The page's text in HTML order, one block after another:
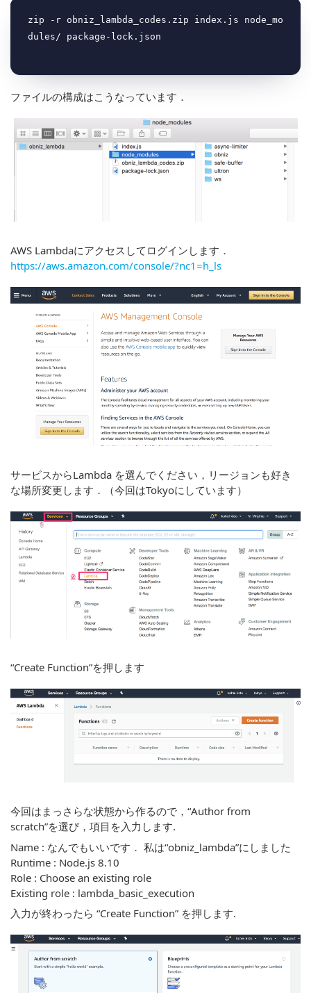
zip -r obniz_lambda_codes.zip index.js node_mo
ファイルの構成はこうなっています．
AWS Lambdaにアクセスしてログインします．
https://aws.amazon.com/console/?nc1=h_ls
サービスからLambda を選んでください，リージョンも好き
な場所変更します．（今回はTokyoにしています）
“Create Function”を押します
今回はまっさらな状態から作るので，“Author from
scratch”を選び，項目を入力します.
Name : なんでもいいです． 私は“obniz_lambda”にしました
Runtime : Node.js 8.10
Role : Choose an existing role
Existing role : lambda_basic_execution
入力が終わったら “Create Function” を押します.